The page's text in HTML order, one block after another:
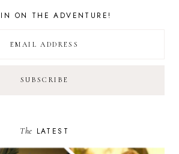
ON THE ADVENTURE!
The LATEST